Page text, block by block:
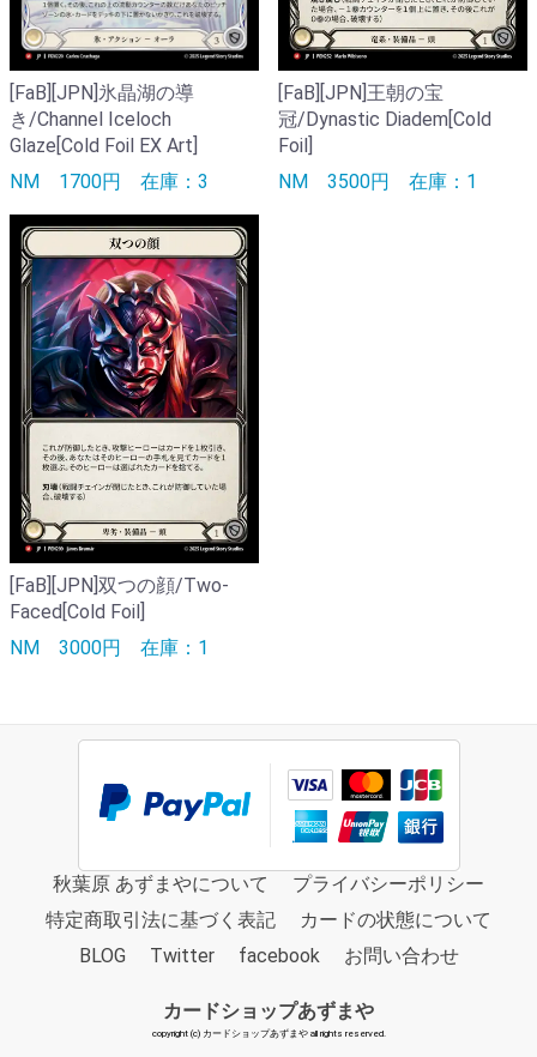
[FaB][JPN]氷晶湖の導
き/Channel Iceloch
Glaze[Cold Foil EX Art]
NM 1700円 在庫：3
[FaB][JPN]王朝の宝
冠/Dynastic Diadem[Cold
Foil]
NM 3500円 在庫：1
[FaB][JPN]双つの顔/Two-
Faced[Cold Foil]
NM 3000円 在庫：1
秋葉原 あずまやについて
プライバシーポリシー
特定商取引法に基づく表記
カードの状態について
BLOG
Twitter facebook お問い合わせ
カードショップあずまや
copyright (c) カードショップあずまや all rights reserved.